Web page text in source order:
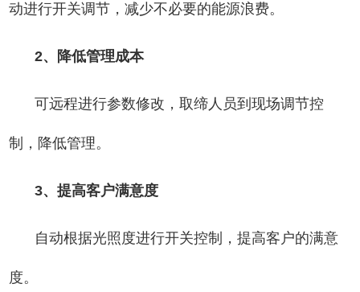
动进行开关调节，减少不必要的能源浪费。
2、降低管理成本
可远程进行参数修改，取缔人员到现场调节控
制，降低管理。
3、提高客户满意度
自动根据光照度进行开关控制，提高客户的满意
度。